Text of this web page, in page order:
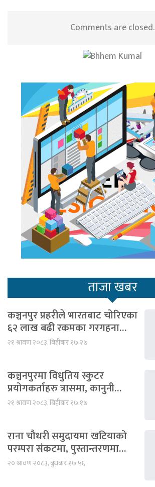
Comments are closed.
ताजा खबर
कञ्चनपुर प्रहरीले भारतबाट चोरिएका
६२ लाख बढी रकमका गरगहना…
२१ श्रावण २०८३, बिहीबार १७:२७
कञ्चनपुरमा विधुतिय स्कुटर
प्रयोगकर्ताहरु त्रासमा, कानुनी…
२१ श्रावण २०८३, बिहीबार १७:१७
राना चौधरी समुदायमा खटियाको
परम्परा संकटमा, पुस्तान्तरणमा…
२० श्रावण २०८३, बुधबार १७:५६